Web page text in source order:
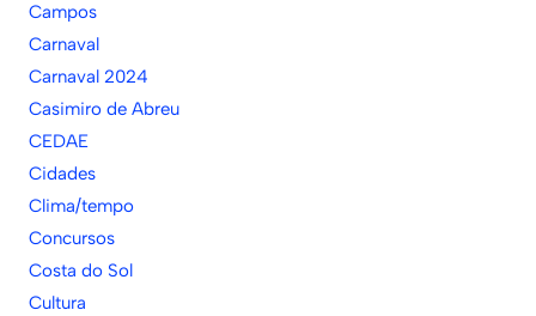
Campos
Carnaval
Carnaval 2024
Casimiro de Abreu
CEDAE
Cidades
Clima/tempo
Concursos
Costa do Sol
Cultura